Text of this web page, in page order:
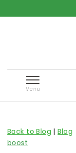
Menu
Back to Blog |Blog
boost